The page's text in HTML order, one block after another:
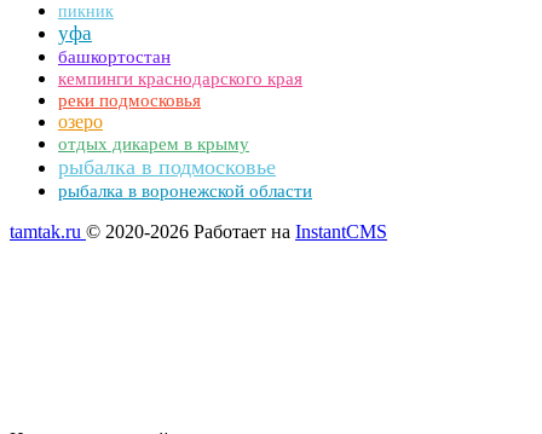
пикник
уфа
башкортостан
кемпинги краснодарского края
реки подмосковья
озеро
отдых дикарем в крыму
рыбалка в подмосковье
рыбалка в воронежской области
tamtak.ru © 2020-2026 Работает на InstantCMS